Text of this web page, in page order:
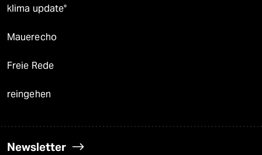
klima update°
Mauerecho
Freie Rede
reingehen
Newsletter